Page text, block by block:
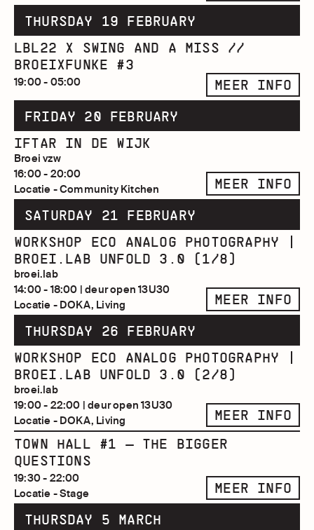
THURSDAY 19 FEBRUARY
LBL22 X SWING AND A MISS //
BROEIXFUNKE #3
19:00 - 05:00
MEER INFO
FRIDAY 20 FEBRUARY
IFTAR IN DE WIJK
Broei vzw
16:00 - 20:00
Locatie - Community Kitchen
MEER INFO
SATURDAY 21 FEBRUARY
WORKSHOP ECO ANALOG PHOTOGRAPHY |
BROEI.LAB UNFOLD 3.0 (1/8)
broei.lab
14:00 - 18:00 | deur open 13U30
Locatie - DOKA, Living
MEER INFO
THURSDAY 26 FEBRUARY
WORKSHOP ECO ANALOG PHOTOGRAPHY |
BROEI.LAB UNFOLD 3.0 (2/8)
broei.lab
19:00 - 22:00 | deur open 13U30
Locatie - DOKA, Living
MEER INFO
TOWN HALL #1 — THE BIGGER
QUESTIONS
19:30 - 22:00
Locatie - Stage
MEER INFO
THURSDAY 5 MARCH